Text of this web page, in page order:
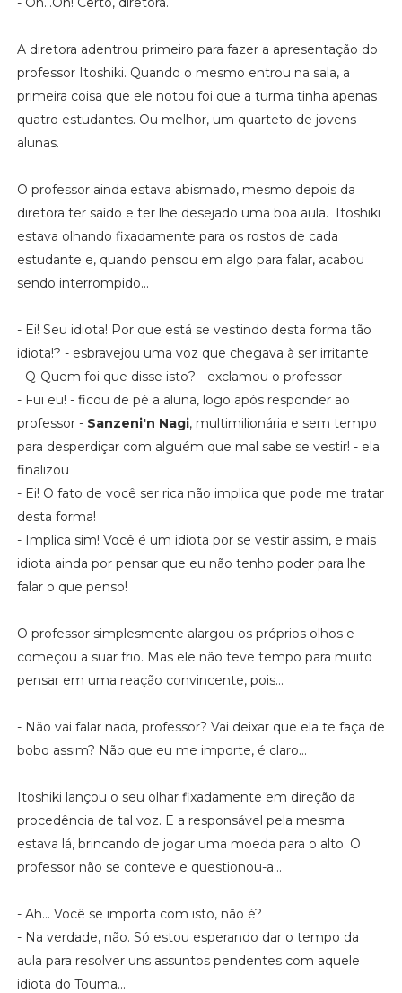
A diretora adentrou primeiro para fazer a apresentação do
professor Itoshiki. Quando o mesmo entrou na sala, a
primeira coisa que ele notou foi que a turma tinha apenas
quatro estudantes. Ou melhor, um quarteto de jovens
alunas.
O professor ainda estava abismado, mesmo depois da
diretora ter saído e ter lhe desejado uma boa aula. Itoshiki
estava olhando fixadamente para os rostos de cada
estudante e, quando pensou em algo para falar, acabou
sendo interrompido...
- Ei! Seu idiota! Por que está se vestindo desta forma tão
idiota!? - esbravejou uma voz que chegava à ser irritante
- Q-Quem foi que disse isto? - exclamou o professor
- Fui eu! - ficou de pé a aluna, logo após responder ao
professor - Sanzeni'n Nagi, multimilionária e sem tempo
para desperdiçar com alguém que mal sabe se vestir! - ela
finalizou
- Ei! O fato de você ser rica não implica que pode me tratar
desta forma!
- Implica sim! Você é um idiota por se vestir assim, e mais
idiota ainda por pensar que eu não tenho poder para lhe
falar o que penso!
O professor simplesmente alargou os próprios olhos e
começou a suar frio. Mas ele não teve tempo para muito
pensar em uma reação convincente, pois...
- Não vai falar nada, professor? Vai deixar que ela te faça de
bobo assim? Não que eu me importe, é claro...
Itoshiki lançou o seu olhar fixadamente em direção da
procedência de tal voz. E a responsável pela mesma
estava lá, brincando de jogar uma moeda para o alto. O
professor não se conteve e questionou-a...
- Ah... Você se importa com isto, não é?
- Na verdade, não. Só estou esperando dar o tempo da
aula para resolver uns assuntos pendentes com aquele
idiota do Touma...